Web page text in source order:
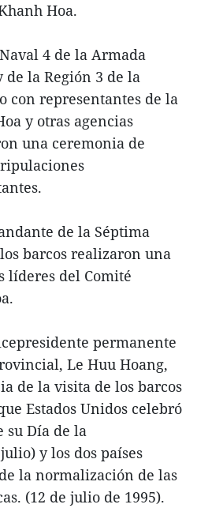
Hoa.
4 de la Armada
la Región 3 de la
con representantes de la
y otras agencias
una ceremonia de
de la Séptima
barcos realizaron una
líderes del Comité
permanente
Le Huu Hoang,
de la visita de los barcos
Estados Unidos celebró
su Día de la
y los dos países
la normalización de las
(12 de julio de 1995).